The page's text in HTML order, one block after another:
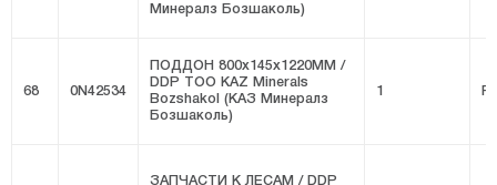
Минералз Бозшаколь)
68 0N42534
ПОДДОН 800x145x1220ММ /
DDP ТОО KAZ Minerals
Bozshakol (КАЗ Минералз
Бозшаколь)
1
ЗАПЧАСТИ К ЛЕСАМ / DDP